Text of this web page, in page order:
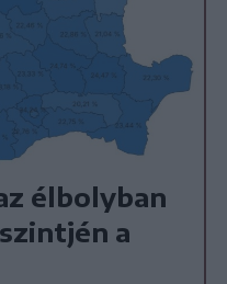
élbolyban
a